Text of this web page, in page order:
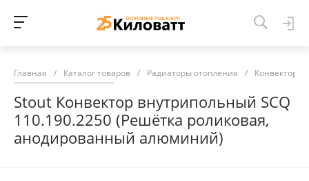
Главная / Каталог товаров / Радиаторы отопления / Конвекторы
Stout Конвектор внутрипольный SCQ
110.190.2250 (Решётка роликовая,
анодированный алюминий)